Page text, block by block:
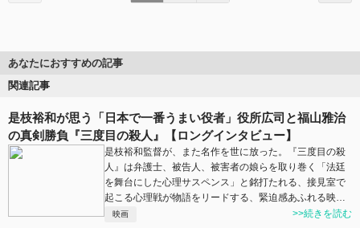
あなたにおすすめの記事
関連記事
是枝裕和が思う「日本で一番うまい役者」役所広司と福山雅治
の真剣勝負『三度目の殺人』【ロングインタビュー】
是枝裕和監督が、また名作を世に放った。『三度目の殺
人』は弁護士、被告人、被害者の娘らを取り巻く「法廷
を舞台にした心理サスペンス」と銘打たれる、接見室で
起こる心理戦が物語をリードする、緊迫感あふれる映…
映画 >>続きを読む